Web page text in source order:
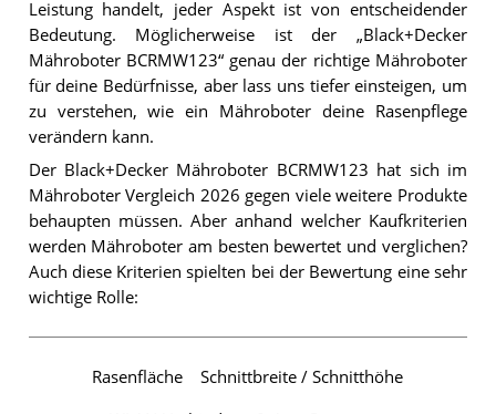
Leistung handelt, jeder Aspekt ist von entscheidender
Bedeutung. Möglicherweise ist der „Black+Decker
Mähroboter BCRMW123“ genau der richtige Mähroboter
für deine Bedürfnisse, aber lass uns tiefer einsteigen, um
zu verstehen, wie ein Mähroboter deine Rasenpflege
verändern kann.
Der Black+Decker Mähroboter BCRMW123 hat sich im
Mähroboter Vergleich 2026 gegen viele weitere Produkte
behaupten müssen. Aber anhand welcher Kaufkriterien
werden Mähroboter am besten bewertet und verglichen?
Auch diese Kriterien spielten bei der Bewertung eine sehr
wichtige Rolle:
Rasenfläche Schnittbreite / Schnitthöhe